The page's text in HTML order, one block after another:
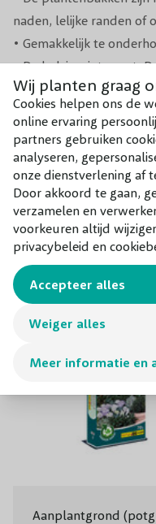
Wij planten graag
Cookies helpen ons de
online ervaring
partners gebruiken
analyseren,
onze dienstverlening af
Door akkoord te gaan,
verzamelen en
voorkeuren altijd
privacybeleid en
Meer informatie en
Weiger alles
Accepteer alles
naden, lelijke randen of
• Gemakkelijk te
• De bak is wintervast.
de vorst. Temperaturen
probleem.
• Geschikt voor binnen
Combineer met
Onze aanraders bij dit
Aanplantgrond